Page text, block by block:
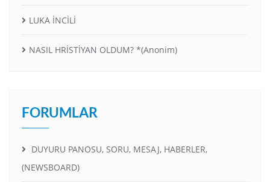
LUKA İNCİLİ
NASIL HRİSTİYAN OLDUM? *(Anonim)
FORUMLAR
DUYURU PANOSU, SORU, MESAJ, HABERLER,
(NEWSBOARD)